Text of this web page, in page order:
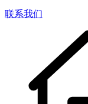
联系我们